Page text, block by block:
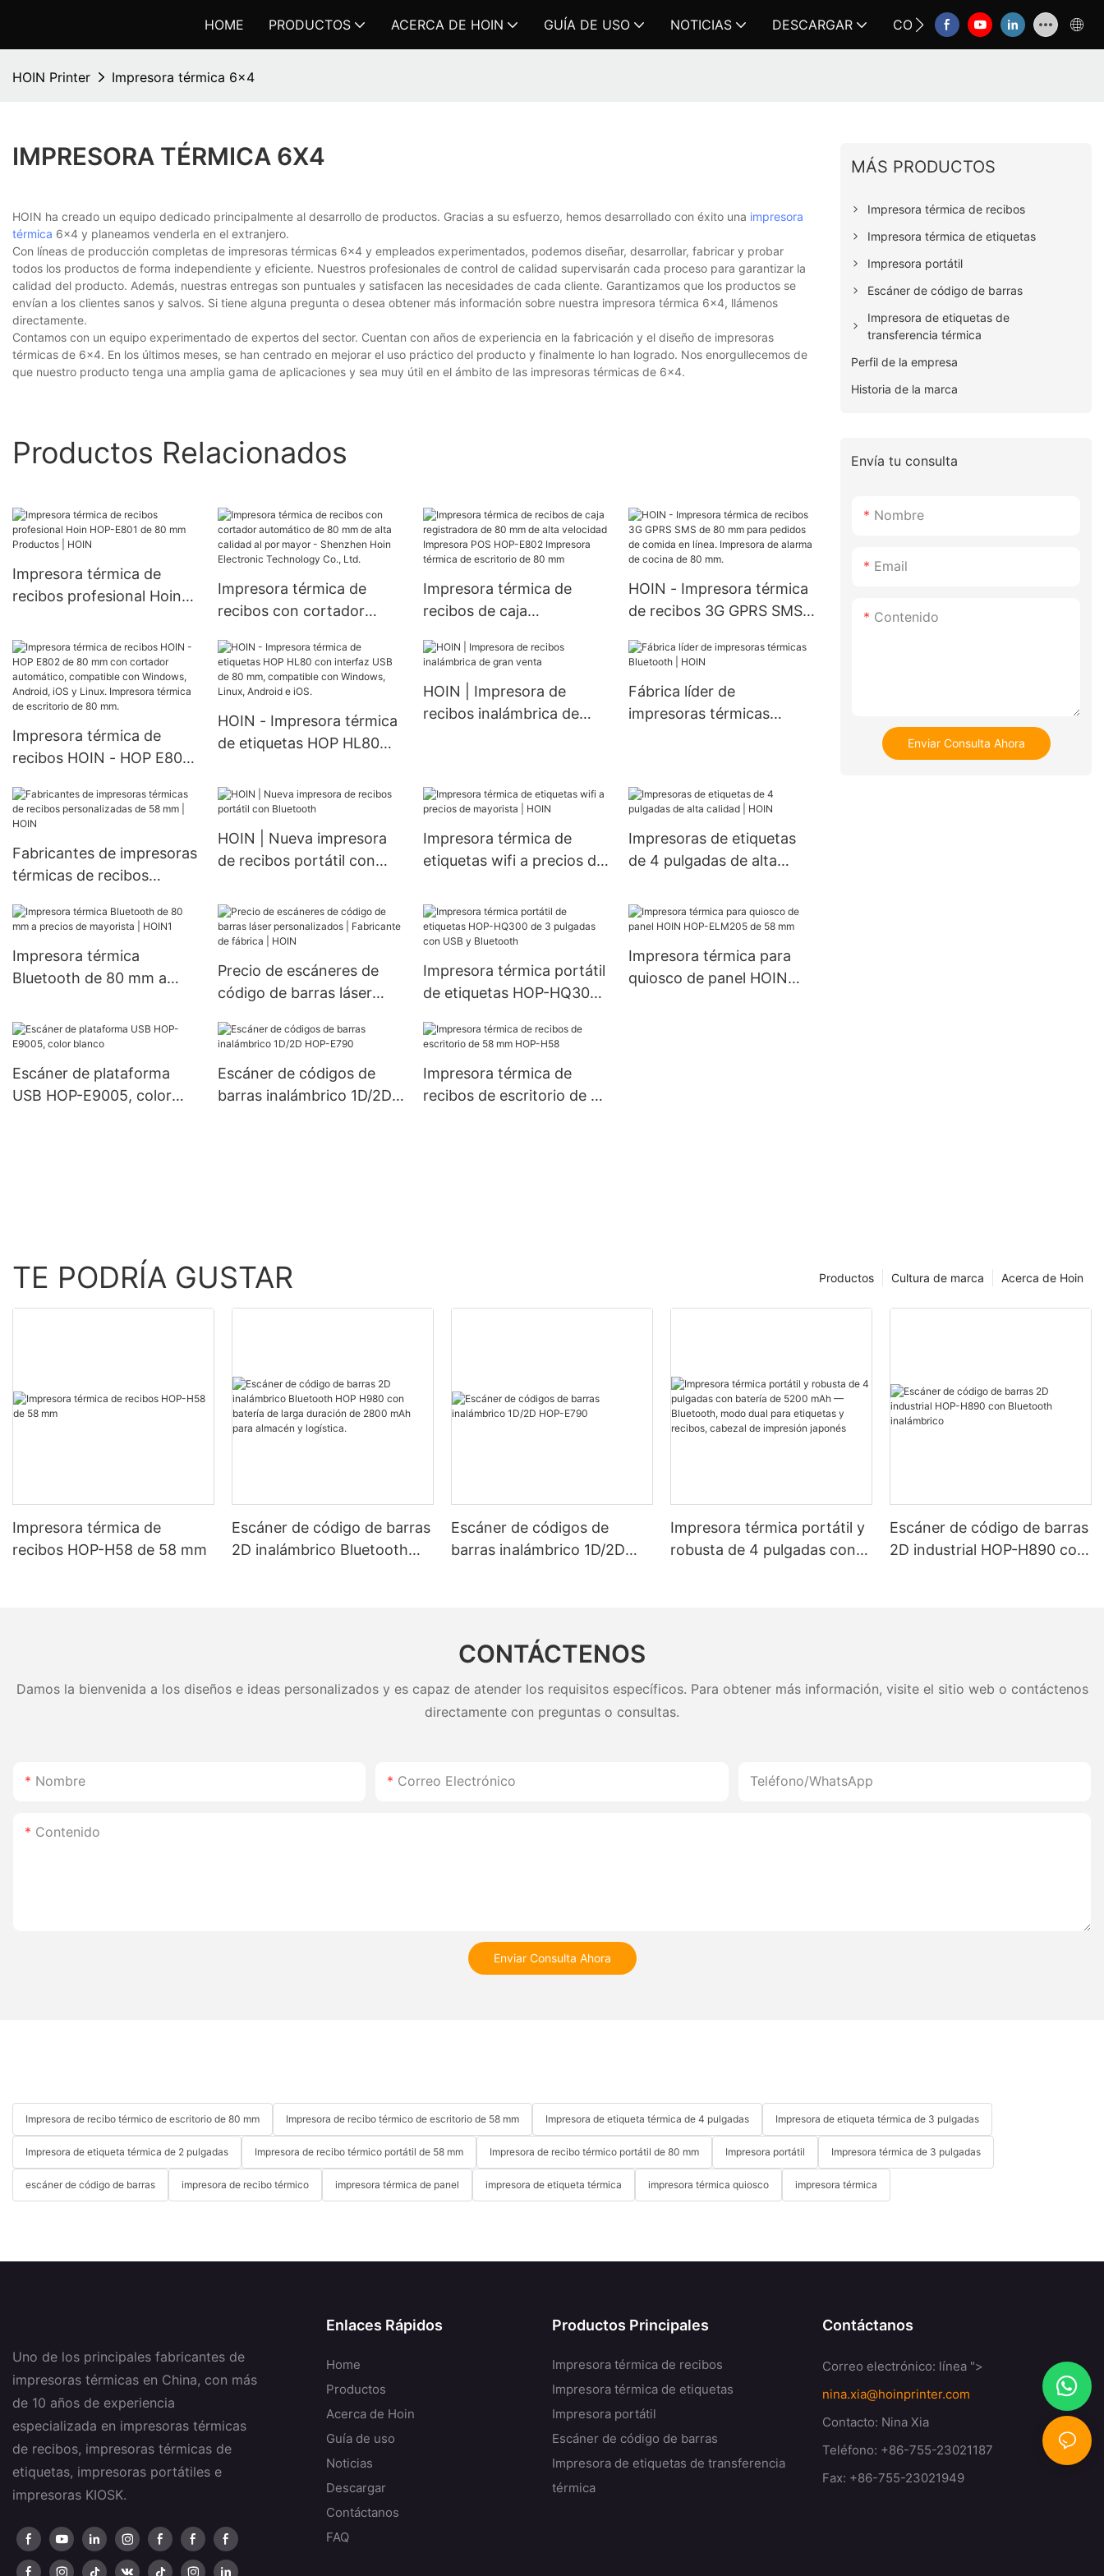
HOME PRODUCTOS ACERCA DE HOIN GUÍA DE USO NOTICIAS DESCARGAR CONTÁCTANOS FAQ
HOIN Printer Impresora térmica 6x4
IMPRESORA TÉRMICA 6X4
HOIN ha creado un equipo dedicado principalmente al desarrollo de productos. Gracias a su esfuerzo, hemos desarrollado con éxito una impresora
térmica 6x4 y planeamos venderla en el extranjero.
Con líneas de producción completas de impresoras térmicas 6x4 y empleados experimentados, podemos diseñar, desarrollar, fabricar y probar
todos los productos de forma independiente y eficiente. Nuestros profesionales de control de calidad supervisarán cada proceso para garantizar la
calidad del producto. Además, nuestras entregas son puntuales y satisfacen las necesidades de cada cliente. Garantizamos que los productos se
envían a los clientes sanos y salvos. Si tiene alguna pregunta o desea obtener más información sobre nuestra impresora térmica 6x4, llámenos
directamente.
Contamos con un equipo experimentado de expertos del sector. Cuentan con años de experiencia en la fabricación y el diseño de impresoras
térmicas de 6x4. En los últimos meses, se han centrado en mejorar el uso práctico del producto y finalmente lo han logrado. Nos enorgullecemos de
que nuestro producto tenga una amplia gama de aplicaciones y sea muy útil en el ámbito de las impresoras térmicas de 6x4.
Productos Relacionados
Impresora térmica de
recibos profesional Hoin
Productos | HOIN
Impresora térmica de
recibos con cortador
alta calidad al por mayor -
Shenzhen Hoin Electronic
Technology Co., Ltd.
Impresora térmica de
recibos de caja
alta velocidad Impresora
POS HOP-E802 Impresora
térmica de escritorio de 80
mm
HOIN - Impresora térmica
de recibos 3G GPRS SMS
comida en línea. Impresora
mm.
Impresora térmica de
recibos HOIN - HOP E802
automático, compatible
con Windows, Android,
iOS y Linux. Impresora
térmica de escritorio de 80
HOIN - Impresora térmica
de etiquetas HOP HL80
mm, compatible con
Windows, Linux, Android e
iOS.
HOIN | Impresora de
recibos inalámbrica de
Fábrica líder de
impresoras térmicas
Fabricantes de impresoras
térmicas de recibos
HOIN
HOIN | Nueva impresora
de recibos portátil con
Impresora térmica de
etiquetas wifi a precios de
Impresoras de etiquetas
de 4 pulgadas de alta
Impresora térmica
Bluetooth de 80 mm a
HOIN1
Precio de escáneres de
código de barras láser
Fabricante de fábrica |
Impresora térmica portátil
de etiquetas HOP-HQ300
Bluetooth
Impresora térmica para
quiosco de panel HOIN
Escáner de plataforma
USB HOP-E9005, color
Escáner de códigos de
barras inalámbrico 1D/2D
Impresora térmica de
recibos de escritorio de 58
MÁS PRODUCTOS
Impresora térmica de recibos
Impresora térmica de etiquetas
Impresora portátil
Escáner de código de barras
Impresora de etiquetas de
transferencia térmica
Perfil de la empresa
Historia de la marca
Envía tu consulta
Nombre
Email
Contenido
Enviar Consulta Ahora
TE PODRÍA GUSTAR Acerca de Hoin
Cultura de marca
Productos
Impresora térmica de
recibos HOP-H58 de 58 mm
Escáner de código de barras
2D inalámbrico Bluetooth
Escáner de códigos de
barras inalámbrico 1D/2D
Impresora térmica portátil y
robusta de 4 pulgadas con
Escáner de código de barras
2D industrial HOP-H890 con
CONTÁCTENOS
Damos la bienvenida a los diseños e ideas personalizados y es capaz de atender los requisitos específicos. Para obtener más información, visite el sitio web o contáctenos
directamente con preguntas o consultas.
Nombre Correo Electrónico Teléfono/WhatsApp
Contenido
Enviar Consulta Ahora
Impresora de recibo térmico de escritorio de 80 mm Impresora de recibo térmico de escritorio de 58 mm Impresora de etiqueta térmica de 4 pulgadas Impresora de etiqueta térmica de 3 pulgadas
Impresora de etiqueta térmica de 2 pulgadas Impresora de recibo térmico portátil de 58 mm Impresora de recibo térmico portátil de 80 mm Impresora portátil Impresora térmica de 3 pulgadas
escáner de código de barras impresora de recibo térmico impresora térmica de panel impresora de etiqueta térmica impresora térmica quiosco impresora térmica
Uno de los principales fabricantes de
impresoras térmicas en China, con más
de 10 años de experiencia
especializada en impresoras térmicas
de recibos, impresoras térmicas de
etiquetas, impresoras portátiles e
impresoras KIOSK.
Enlaces Rápidos
Home
Productos
Acerca de Hoin
Guía de uso
Noticias
Descargar
Contáctanos
FAQ
Productos Principales
Impresora térmica de recibos
Impresora térmica de etiquetas
Impresora portátil
Escáner de código de barras
Impresora de etiquetas de transferencia
térmica
Contáctanos
Correo electrónico: línea ">
nina.xia@hoinprinter.com
Contacto: Nina Xia
Teléfono: +86-755-23021187
Fax: +86-755-23021949